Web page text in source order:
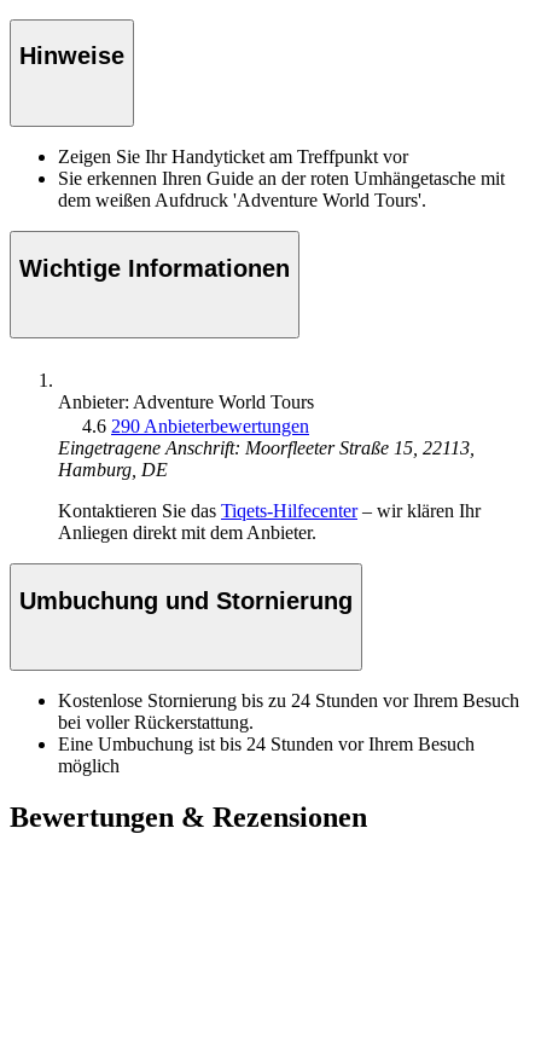
Hinweise
Zeigen Sie Ihr Handyticket am Treffpunkt vor
Sie erkennen Ihren Guide an der roten Umhängetasche mit
dem weißen Aufdruck 'Adventure World Tours'.
Wichtige Informationen
Anbieter: Adventure World Tours
4.6 290 Anbieterbewertungen
Eingetragene Anschrift: Moorfleeter Straße 15, 22113,
Hamburg, DE
Kontaktieren Sie das Tiqets-Hilfecenter– wir klären Ihr
Anliegen direkt mit dem Anbieter.
Umbuchung und Stornierung
Kostenlose Stornierung bis zu 24 Stunden vor Ihrem Besuch
bei voller Rückerstattung.
Eine Umbuchung ist bis 24 Stunden vor Ihrem Besuch
möglich
Bewertungen & Rezensionen